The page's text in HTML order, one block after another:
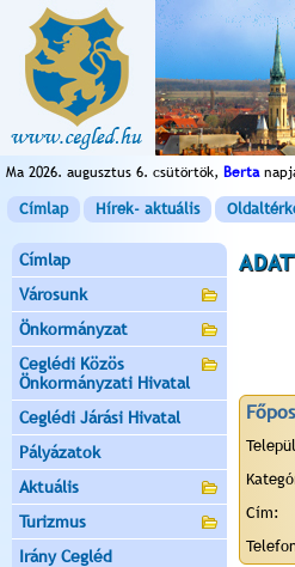
Ma 2026. augusztus 6. csütörtök, Berta
Címlap Hírek- aktuális
Címlap
Városunk
Önkormányzat
Ceglédi Közös
Önkormányzati Hivatal
Ceglédi Járási Hivatal
Pályázatok
Aktuális
Turizmus
Irány Cegléd
Cím: